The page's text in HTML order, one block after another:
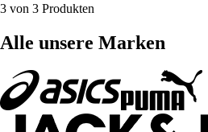
3 von 3 Produkten
Alle unsere Marken